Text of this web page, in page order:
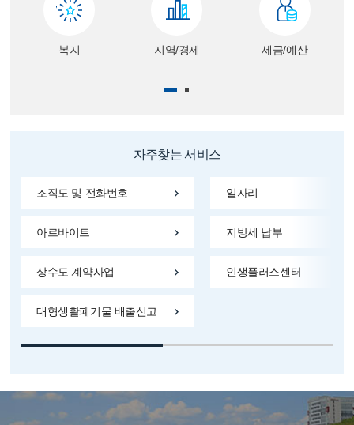
복지 지역/경제 세금/예산
자주찾는 서비스
조직도 및 전화번호
아르바이트
상수도 계약사업
대형생활폐기물 배출신고
일자리
지방세 납부
인생플러스센터